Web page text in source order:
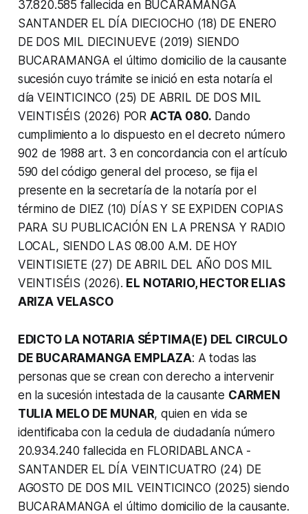
37.820.585 fallecida en BUCARAMANGA
SANTANDER EL DÍA DIECIOCHO (18) DE ENERO
DE DOS MIL DIECINUEVE (2019) SIENDO
BUCARAMANGA el último domicilio de la causante
sucesión cuyo trámite se inició en esta notaría el
día VEINTICINCO (25) DE ABRIL DE DOS MIL
VEINTISÉIS (2026) POR ACTA 080. Dando
cumplimiento a lo dispuesto en el decreto número
902 de 1988 art. 3 en concordancia con el artículo
590 del código general del proceso, se fija el
presente en la secretaría de la notaría por el
término de DIEZ (10) DÍAS Y SE EXPIDEN COPIAS
PARA SU PUBLICACIÓN EN LA PRENSA Y RADIO
LOCAL, SIENDO LAS 08.00 A.M. DE HOY
VEINTISIETE (27) DE ABRIL DEL AÑO DOS MIL
VEINTISÉIS (2026). EL NOTARIO, HECTOR ELIAS
ARIZA VELASCO
EDICTO LA NOTARIA SÉPTIMA(E) DEL CIRCULO
DE BUCARAMANGA EMPLAZA: A todas las
personas que se crean con derecho a intervenir
en la sucesión intestada de la causante CARMEN
TULIA MELO DE MUNAR, quien en vida se
identificaba con la cedula de ciudadanía número
20.934.240 fallecida en FLORIDABLANCA -
SANTANDER EL DÍA VEINTICUATRO (24) DE
AGOSTO DE DOS MIL VEINTICINCO (2025) siendo
BUCARAMANGA el último domicilio de la causante.